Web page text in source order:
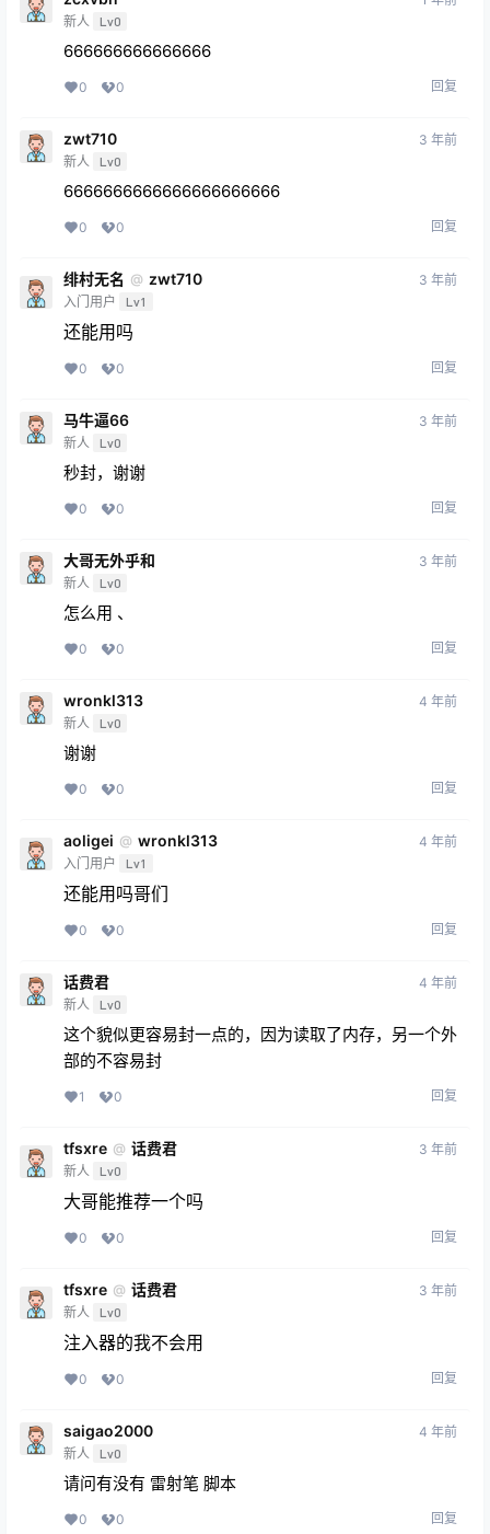
新人 Lv0
666666666666666
0 0 回复
zwt710
新人 Lv0
3 年前
6666666666666666666666
0 0 回复
绯村无名 @ zwt710
入门用户 Lv1
3 年前
还能用吗
0 0 回复
马牛逼66
新人 Lv0
3 年前
秒封，谢谢
0 0 回复
大哥无外乎和
新人 Lv0
3 年前
怎么用 、
0 0 回复
wronkl313
新人 Lv0
4 年前
谢谢
0 0 回复
aoligei @ wronkl313
入门用户 Lv1
4 年前
还能用吗哥们
0 0 回复
话费君
新人 Lv0
4 年前
这个貌似更容易封一点的，因为读取了内存，另一个外
部的不容易封
1 0 回复
tfsxre @ 话费君
新人 Lv0
3 年前
大哥能推荐一个吗
0 0 回复
tfsxre @ 话费君
新人 Lv0
3 年前
注入器的我不会用
0 0 回复
saigao2000
新人 Lv0
4 年前
请问有没有 雷射笔 脚本
0 0 回复